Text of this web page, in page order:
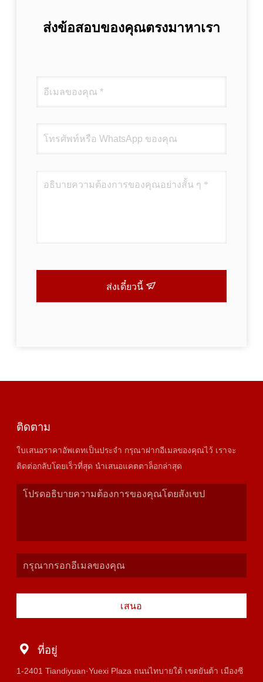
ส่งข้อสอบของคุณตรงมาหาเรา
ส่งเดี๋ยวนี้
ติดตาม
ใบเสนอราคาอัพเดทเป็นประจำ กรุณาฝากอีเมลของคุณไว้ เราจะ
ติดต่อกลับโดยเร็วที่สุด นำเสนอแคตตาล็อกล่าสุด
เสนอ
ที่อยู่
1-2401 Tiandiyuan·Yuexi Plaza ถนนไทบายใต้ เขตยันต้า เมืองซี